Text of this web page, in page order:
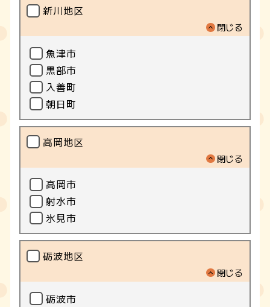
新川地区
閉じる
魚津市
黒部市
入善町
朝日町
高岡地区
閉じる
高岡市
射水市
氷見市
砺波地区
閉じる
砺波市